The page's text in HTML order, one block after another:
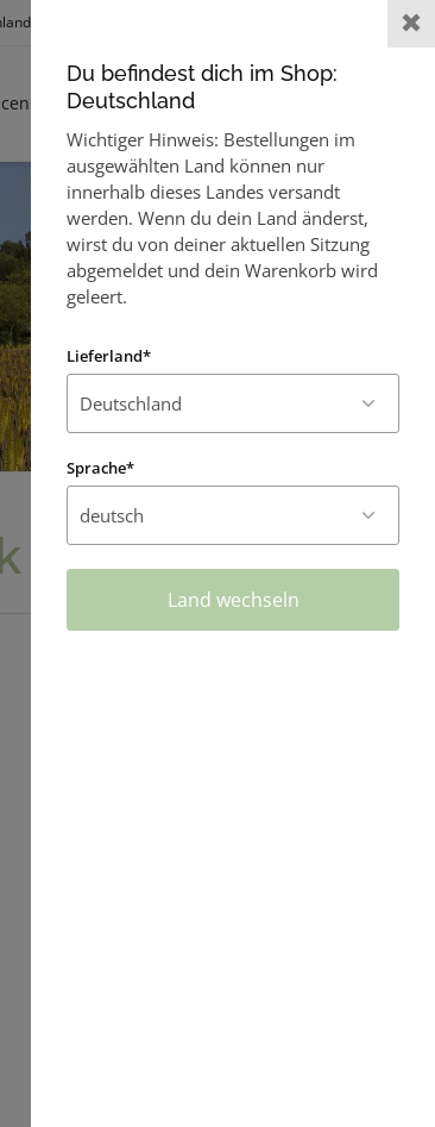
Du befindest dich im Shop:
Deutschland
Wichtiger Hinweis: Bestellungen im
ausgewählten Land können nur
innerhalb dieses Landes versandt
werden. Wenn du dein Land änderst,
wirst du von deiner aktuellen Sitzung
abgemeldet und dein Warenkorb wird
geleert.
Lieferland*
Sprache*
Land wechseln
Kontakt